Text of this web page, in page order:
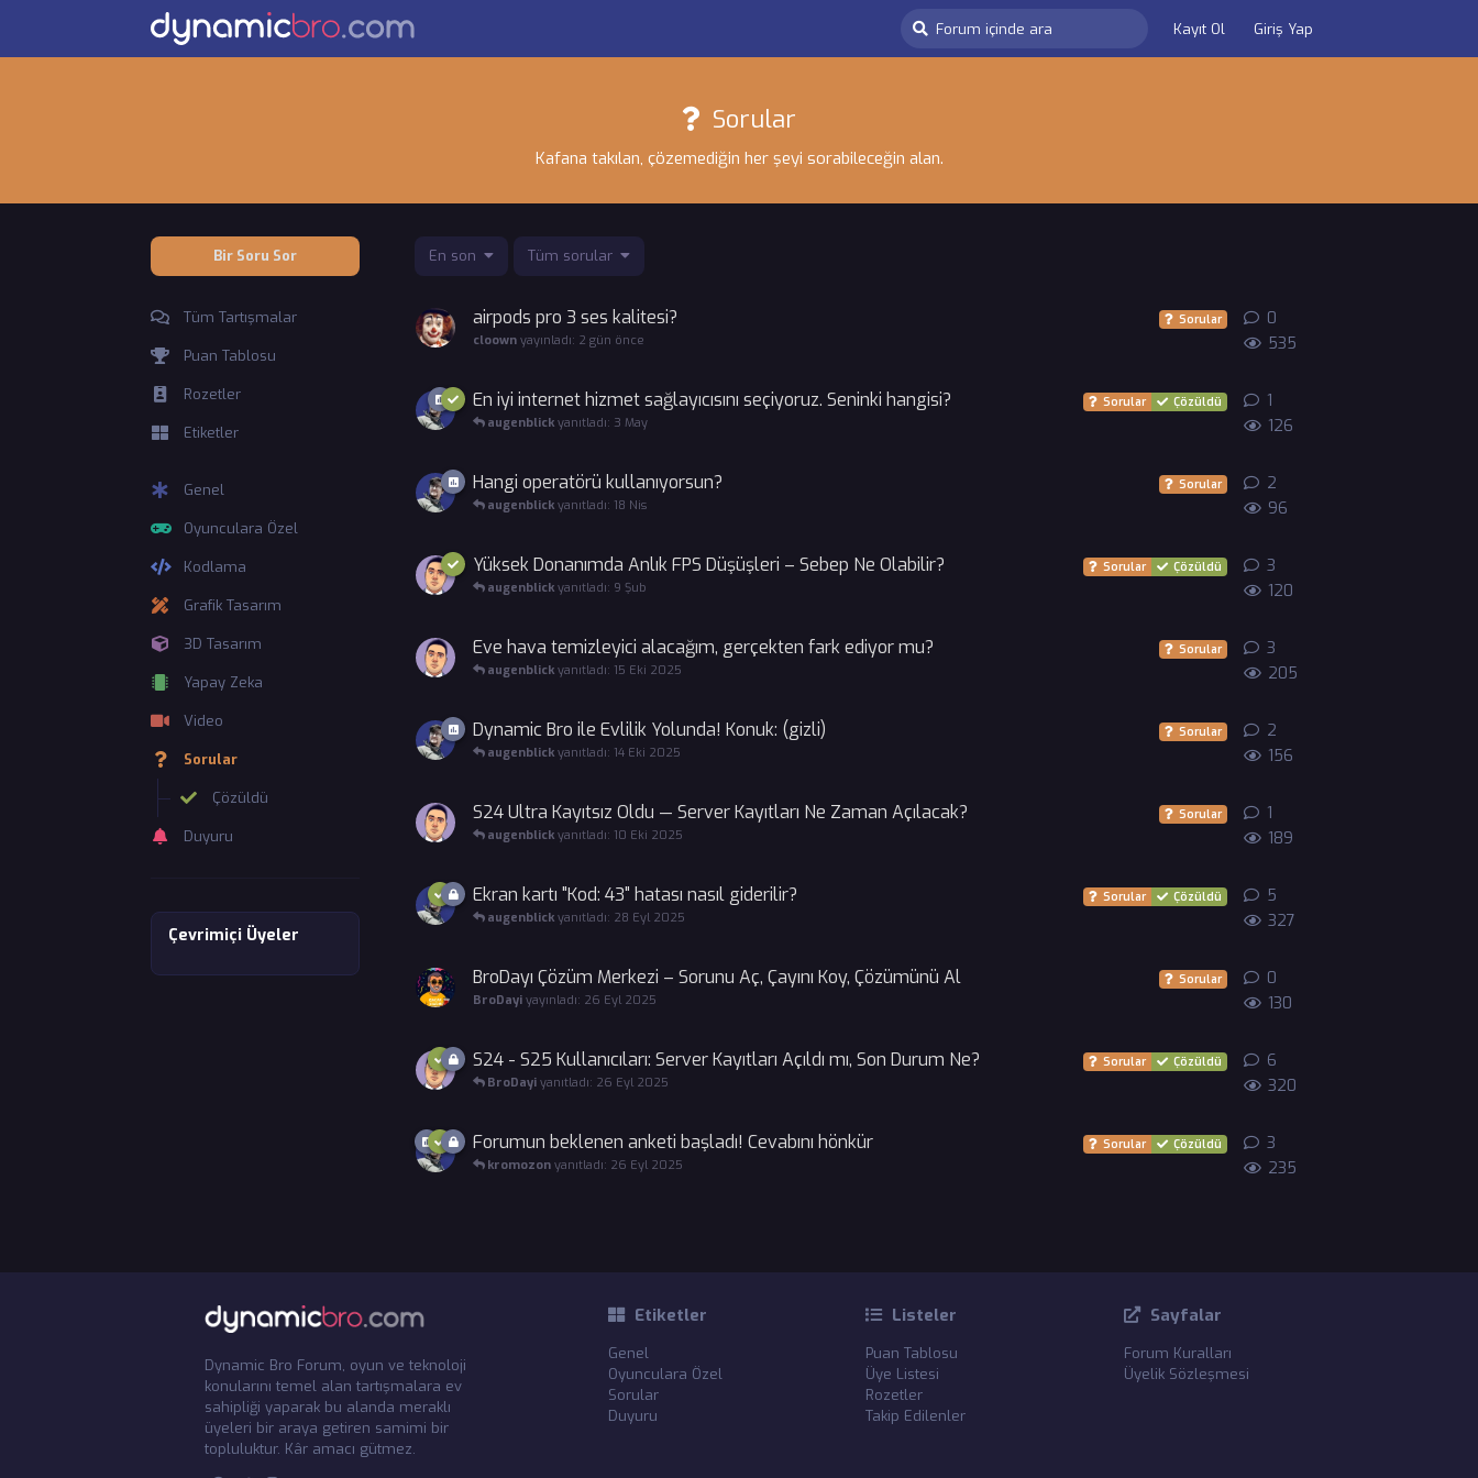
Kayıt Ol Giriş Yap
Sorular
Kafana takılan, çözemediğin her şeyi sorabileceğin alan.
Bir Soru Sor
Tüm Tartışmalar
Puan Tablosu
Rozetler
Etiketler
Genel
Oyunculara Özel
Kodlama
Grafik Tasarım
3D Tasarım
Yapay Zeka
Video
Sorular
Çözüldü
Duyuru
Çevrimiçi Üyeler
En son Tüm sorular
airpods pro 3 ses kalitesi? Sorular
cloown yayınladı: 2 gün önce 535
0
En iyi internet hizmet sağlayıcısını seçiyoruz. Seninki hangisi? Sorular Çözüldü
augenblick yanıtladı: 3 May 126
1
Hangi operatörü kullanıyorsun? Sorular
augenblick yanıtladı: 18 Nis 96
2
Yüksek Donanımda Anlık FPS Düşüşleri – Sebep Ne Olabilir? Sorular Çözüldü
augenblick yanıtladı: 9 Şub 120
3
Eve hava temizleyici alacağım, gerçekten fark ediyor mu? Sorular
augenblick yanıtladı: 15 Eki 2025 205
3
Dynamic Bro ile Evlilik Yolunda! Konuk: (gizli) Sorular
augenblick yanıtladı: 14 Eki 2025 156
2
S24 Ultra Kayıtsız Oldu — Server Kayıtları Ne Zaman Açılacak? Sorular
augenblick yanıtladı: 10 Eki 2025 189
1
Ekran kartı "Kod: 43" hatası nasıl giderilir? Sorular Çözüldü
augenblick yanıtladı: 28 Eyl 2025 327
5
BroDayı Çözüm Merkezi – Sorunu Aç, Çayını Koy, Çözümünü Al Sorular
BroDayi yayınladı: 26 Eyl 2025 130
0
S24 - S25 Kullanıcıları: Server Kayıtları Açıldı mı, Son Durum Ne? Sorular Çözüldü
BroDayi yanıtladı: 26 Eyl 2025 320
6
Forumun beklenen anketi başladı! Cevabını hönkür Sorular Çözüldü
kromozon yanıtladı: 26 Eyl 2025 235
3
Dynamic Bro Forum, oyun ve teknoloji
konularını temel alan tartışmalara ev
sahipliği yaparak bu alanda meraklı
üyeleri bir araya getiren samimi bir
topluluktur. Kâr amacı gütmez.
Etiketler
Genel
Oyunculara Özel
Sorular
Duyuru
Listeler
Puan Tablosu
Üye Listesi
Rozetler
Takip Edilenler
Sayfalar
Forum Kuralları
Üyelik Sözleşmesi